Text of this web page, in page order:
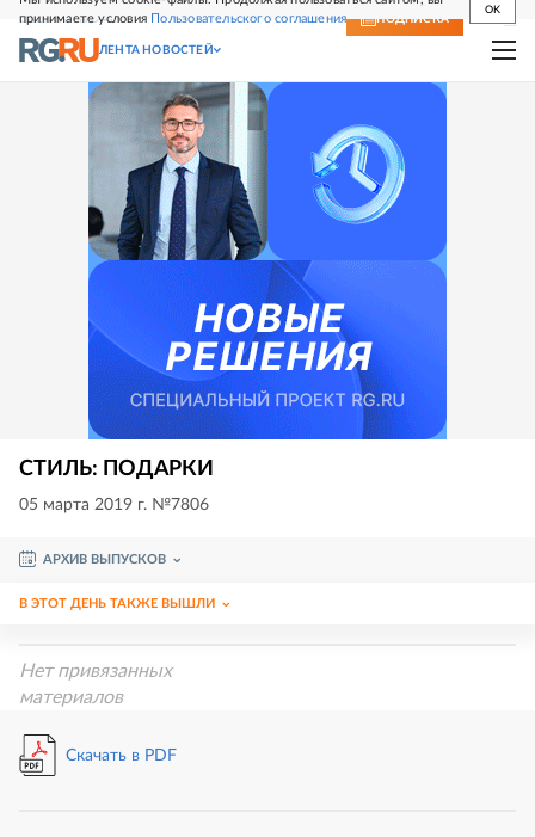
принимаете условия Пользовательского соглашения
OK
СВЕЖИЙ НОМЕР ПОДПИСКА
ЛЕНТА НОВОСТЕЙ
СТИЛЬ: ПОДАРКИ
05 марта 2019 г. №7806
АРХИВ ВЫПУСКОВ
В ЭТОТ ДЕНЬ ТАКЖЕ ВЫШЛИ
Нет привязанных
материалов
Скачать в PDF